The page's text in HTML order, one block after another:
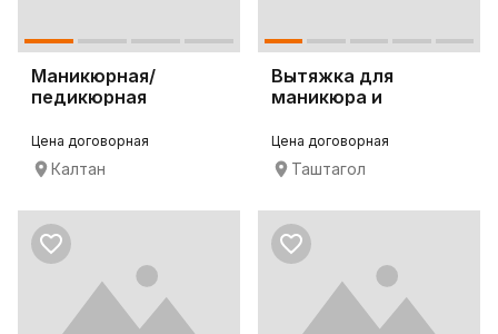
Маникюрная/
педикюрная
Alize
Цена договорная
Калтан
Вытяжка для
маникюра и
Alize
Цена договорная
Таштагол